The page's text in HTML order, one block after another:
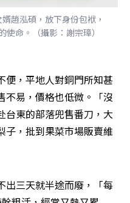
趙泓碩，放下身份包袱，
命。（攝影：謝宗璋）
便，平地人對銅門所知甚
不易，價格也低微。「沒
台東的部落兜售番刀，大
子，批到果菜市場販賣維
出三天就半途而廢，「每